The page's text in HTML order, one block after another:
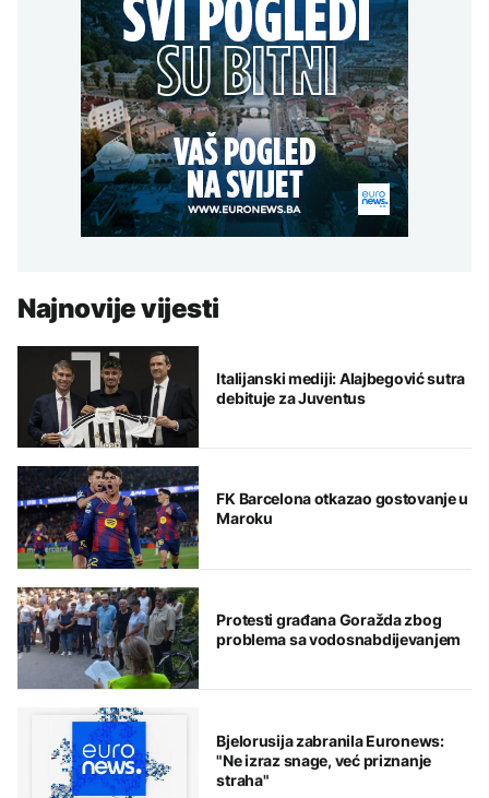
Najnovije vijesti
Italijanski mediji: Alajbegović sutra
debituje za Juventus
FK Barcelona otkazao gostovanje u
Maroku
Protesti građana Goražda zbog
problema sa vodosnabdijevanjem
Bjelorusija zabranila Euronews:
"Ne izraz snage, već priznanje
straha"